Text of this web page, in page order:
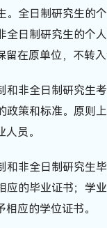
。全日制研究生的
全日制研究生的个
在原单位，不转入
和非全日制研究生
政策和标准。原则
员。
和非全日制研究生
应的毕业证书；学
应的学位证书。